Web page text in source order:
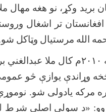
برید وکړ، نو هغه مهال
افغانستان تر اشغال
الله مرستیال وټاکل شو
۲۰۱۰م کال ملا عبدالغني
وړاندې یوازې څو
مرکه یادولی شو.
وو: «د سولې اصلي شرط